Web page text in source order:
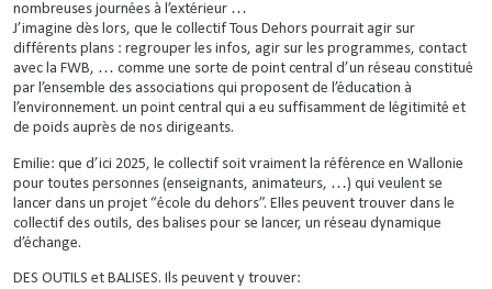
nombreuses journées à l’extérieur …
J’imagine dès lors, que le collectif Tous Dehors pourrait agir sur
différents plans : regrouper les infos, agir sur les programmes, contact
avec la FWB, … comme une sorte de point central d’un réseau constitué
par l’ensemble des associations qui proposent de l’éducation à
l’environnement. un point central qui a eu suffisamment de légitimité et
de poids auprès de nos dirigeants.
Emilie: que d’ici 2025, le collectif soit vraiment la référence en Wallonie
pour toutes personnes (enseignants, animateurs, …) qui veulent se
lancer dans un projet “école du dehors”. Elles peuvent trouver dans le
collectif des outils, des balises pour se lancer, un réseau dynamique
d’échange.
DES OUTILS et BALISES. Ils peuvent y trouver: